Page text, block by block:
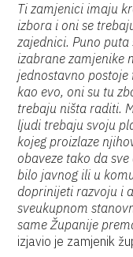
Ti zamjenici imaju
izbora i oni se
zajednici. Puno
izabrane zamjenike
jednostavno
kao evo, oni su tu
trebaju ništa raditi.
ljudi trebaju svoju
kojeg proizlaze
obaveze tako da
bilo javnog ili u
doprinijeti razvoju i
sveukupnom
same Županije
izjavio je zamjenik